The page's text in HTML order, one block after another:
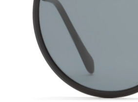
52 mm
Glashöhe